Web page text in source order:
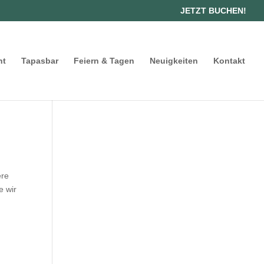
JETZT BUCHEN!
Tapasbar Feiern & Tagen Neuigkeiten Kontakt
wir